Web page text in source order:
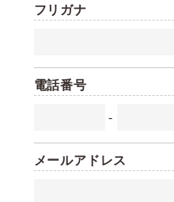
フリガナ
電話番号
-
メールアドレス